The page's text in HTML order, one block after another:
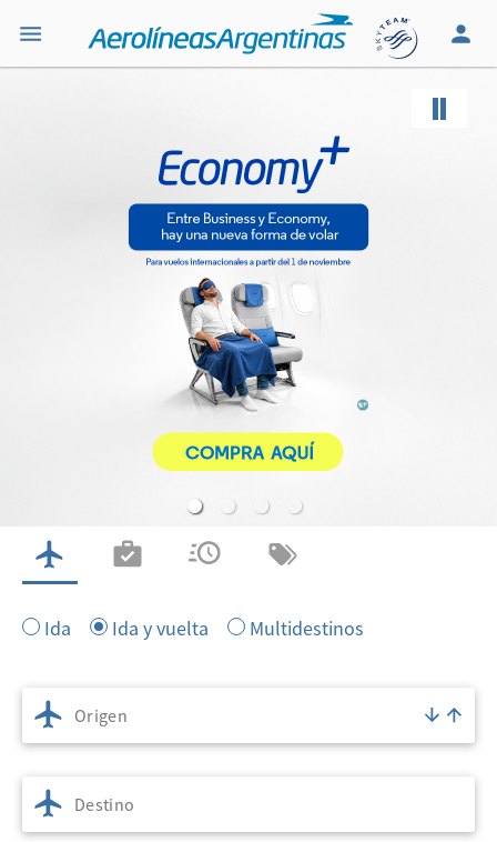
VUELOS CHECK INESTADO DE VUELOMI RESERVA
Ida Ida y vuelta Multidestinos
Origen
Destino